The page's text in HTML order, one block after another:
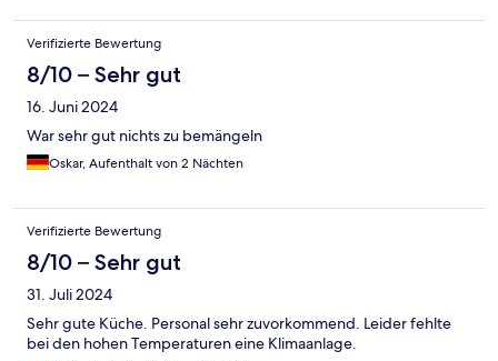
Verifizierte Bewertung
8/10 – Sehr gut
16. Juni 2024
War sehr gut nichts zu bemängeln
Oskar, Aufenthalt von 2 Nächten
Verifizierte Bewertung
8/10 – Sehr gut
31. Juli 2024
Sehr gute Küche. Personal sehr zuvorkommend. Leider fehlte
bei den hohen Temperaturen eine Klimaanlage.